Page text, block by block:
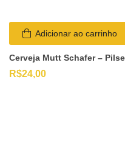
Adicionar ao carrinho
Cerveja Mutt Schafer –
R$24,00